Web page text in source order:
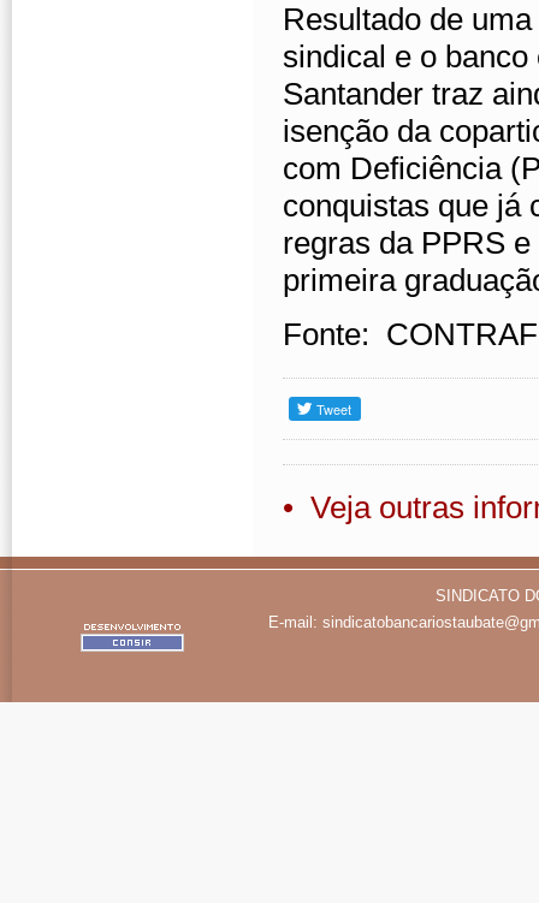
Resultado de
sindical e o
Santander traz
isenção da
com Deficiência
conquistas que já
regras da PPRS
primeira
Fonte: CONTRAF
• Veja outras
SINDICATO
E-mail: